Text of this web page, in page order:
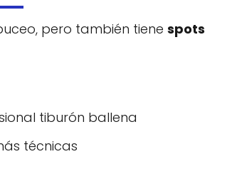
pero también tiene spots
tiburón ballena
técnicas